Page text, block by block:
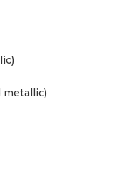
metallic)